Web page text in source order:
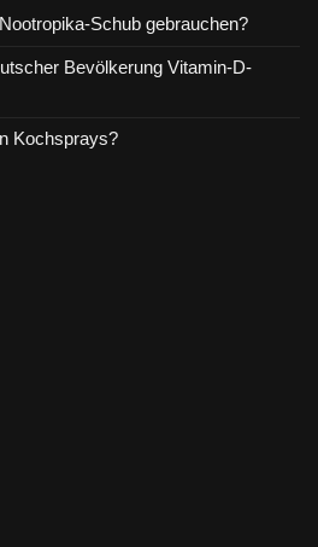
Schub gebrauchen?
Bevölkerung Vitamin-D-
Kochsprays?